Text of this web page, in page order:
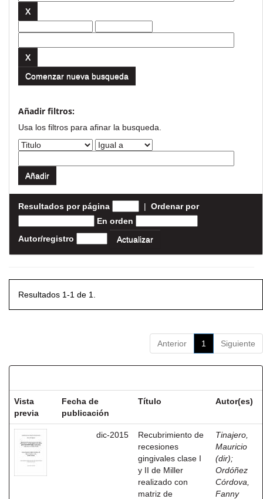
Comenzar nueva busqueda
Añadir filtros:
Usa los filtros para afinar la busqueda.
Resultados por página | Ordenar por
En orden
Autor/registro
Resultados 1-1 de 1.
Anterior 1 Siguiente
Vista
previa
Fecha de
publicación
Título Autor(es)
dic-2015
Recubrimiento de
recesiones
gingivales clase I
y II de Miller
realizado con
matriz de
Tinajero,
Mauricio
(dir);
Ordóñez
Córdova,
Fanny